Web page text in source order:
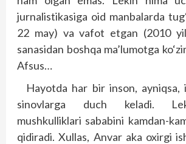
jurnalistikasiga oid manbalarda
22 may) va vafot etgan (2010
sanasidan boshqa ma’lumotga
Afsus…
Hayotda har bir inson, ayniqsa,
sinovlarga duch keladi.
mushkulliklari sababini kamdan-
qidiradi. Xullas, Anvar aka oxirgi